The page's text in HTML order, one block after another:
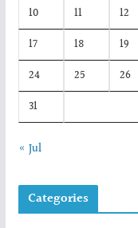
10
11 12
17
18 19
24
25 26
31
« Jul
Categories